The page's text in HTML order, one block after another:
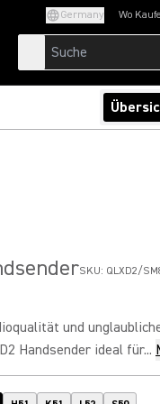
Germany Wo
SKU: QLXD2/
und
Handsender ideal für...